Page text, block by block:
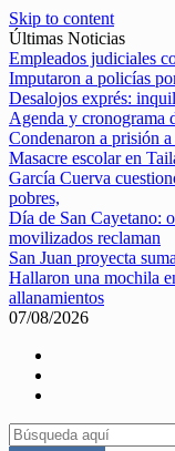
Skip to content
Últimas Noticias
Empleados judiciales
Imputaron a policías
Desalojos exprés:
Agenda y cronograma
Condenaron a prisión
Masacre escolar en
García Cuerva
pobres,
Día de San Cayetano:
movilizados reclaman
San Juan proyecta
Hallaron una mochila
allanamientos
07/08/2026